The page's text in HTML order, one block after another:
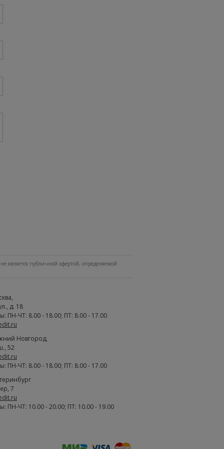
является публичной офертой, определяемой
,
д. 18
ПН-ЧТ: 8.00 - 18.00; ПТ: 8.00 - 17.00
Новгород,
52
ПН-ЧТ: 8.00 - 18.00; ПТ: 8.00 - 17.00
7
ПН-ЧТ: 10.00 - 20.00; ПТ: 10.00 - 19.00